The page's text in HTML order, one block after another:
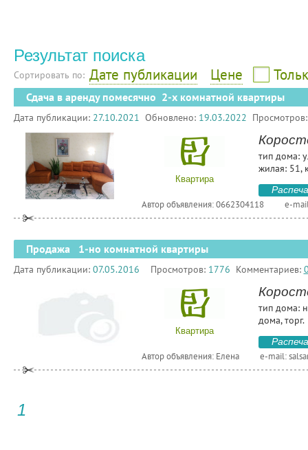
Результат поиска
Сортировать по: Дате публикации Цене
Сдача в аренду помесячно 2-х комнатной квартиры
Дата публикации: 27.10.2021 Обновлено: 19.03.2022
Квартира
тип дома:
жилая: 51,
Автор объявления: 0662304118 e-
Продажа 1-но комнатной квартиры
Дата публикации: 07.05.2016 Просмотров: 1776 Комментариев:
Квартира
тип дома:
дома, торг.
Автор объявления: Елена e-mail:
1